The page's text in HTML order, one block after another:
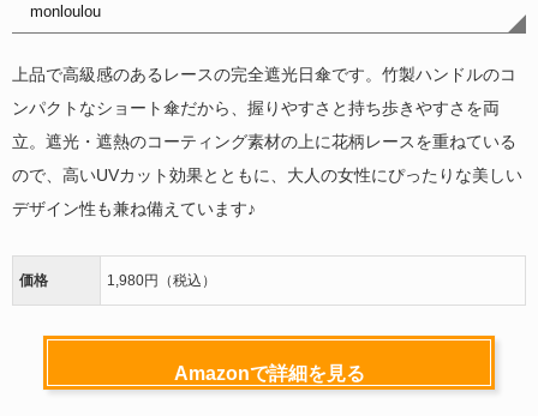
monloulou
上品で高級感のあるレースの完全遮光日傘です。竹製ハンドルのコ
ンパクトなショート傘だから、握りやすさと持ち歩きやすさを両
立。遮光・遮熱のコーティング素材の上に花柄レースを重ねている
ので、高いUVカット効果とともに、大人の女性にぴったりな美しい
デザイン性も兼ね備えています♪
価格 1,980円（税込）
Amazonで詳細を見る